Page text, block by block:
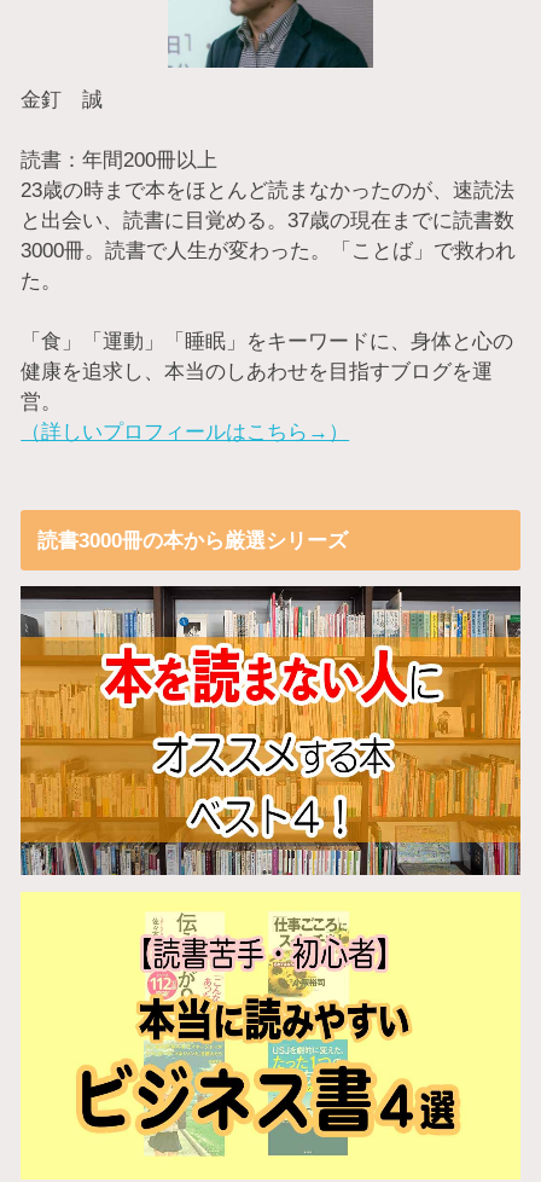
金釘 誠
読書：年間200冊以上
23歳の時まで本をほとんど読まなかったのが、速読法
と出会い、読書に目覚める。37歳の現在までに読書数
3000冊。読書で人生が変わった。「ことば」で救われ
た。
「食」「運動」「睡眠」をキーワードに、身体と心の
健康を追求し、本当のしあわせを目指すブログを運
営。
（詳しいプロフィールはこちら→）
読書3000冊の本から厳選シリーズ